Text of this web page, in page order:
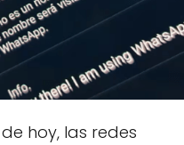
hoy, las redes